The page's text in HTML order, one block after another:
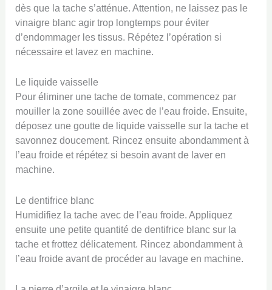
dès que la tache s’atténue. Attention, ne laissez pas le
vinaigre blanc agir trop longtemps pour éviter
d’endommager les tissus. Répétez l’opération si
nécessaire et lavez en machine.
Le liquide vaisselle
Pour éliminer une tache de tomate, commencez par
mouiller la zone souillée avec de l’eau froide. Ensuite,
déposez une goutte de liquide vaisselle sur la tache et
savonnez doucement. Rincez ensuite abondamment à
l’eau froide et répétez si besoin avant de laver en
machine.
Le dentifrice blanc
Humidifiez la tache avec de l’eau froide. Appliquez
ensuite une petite quantité de dentifrice blanc sur la
tache et frottez délicatement. Rincez abondamment à
l’eau froide avant de procéder au lavage en machine.